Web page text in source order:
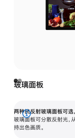
玻璃面板
两种抗反射玻璃面板可选。
玻璃面板可分散反射光，
持出色画质。
展
开